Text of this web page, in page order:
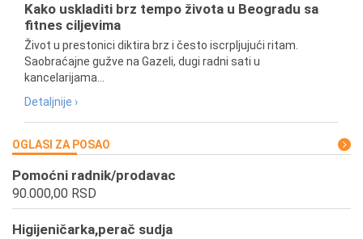
Kako uskladiti brz tempo života u Beogradu sa
fitnes ciljevima
Život u prestonici diktira brz i često iscrpljujući ritam.
Saobraćajne gužve na Gazeli, dugi radni sati u
kancelarijama...
Detaljnije ›
OGLASI ZA POSAO
Pomoćni radnik/prodavac
90.000,00 RSD
Higijeničarka,perač sudja